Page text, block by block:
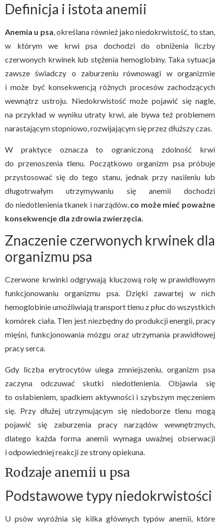
Definicja i istota anemii
Anemia u psa, określana również jako niedokrwistość, to stan,
w którym we krwi psa dochodzi do obniżenia liczby
czerwonych krwinek lub stężenia hemoglobiny. Taka sytuacja
zawsze świadczy o zaburzeniu równowagi w organizmie
i może być konsekwencją różnych procesów zachodzących
wewnątrz ustroju. Niedokrwistość może pojawić się nagle,
na przykład w wyniku utraty krwi, ale bywa też problemem
narastającym stopniowo, rozwijającym się przez dłuższy czas.
W praktyce oznacza to ograniczoną zdolność krwi
do przenoszenia tlenu. Początkowo organizm psa próbuje
przystosować się do tego stanu, jednak przy nasileniu lub
długotrwałym utrzymywaniu się anemii dochodzi
do niedotlenienia tkanek i narządów, co może mieć poważne
konsekwencje dla zdrowia zwierzęcia.
Znaczenie czerwonych krwinek dla
organizmu psa
Czerwone krwinki odgrywają kluczową rolę w prawidłowym
funkcjonowaniu organizmu psa. Dzięki zawartej w nich
hemoglobinie umożliwiają transport tlenu z płuc do wszystkich
komórek ciała. Tlen jest niezbędny do produkcji energii, pracy
mięśni, funkcjonowania mózgu oraz utrzymania prawidłowej
pracy serca.
Gdy liczba erytrocytów ulega zmniejszeniu, organizm psa
zaczyna odczuwać skutki niedotlenienia. Objawia się
to osłabieniem, spadkiem aktywności i szybszym męczeniem
się. Przy dłużej utrzymującym się niedoborze tlenu mogą
pojawić się zaburzenia pracy narządów wewnętrznych,
dlatego każda forma anemii wymaga uważnej obserwacji
i odpowiedniej reakcji ze strony opiekuna.
Rodzaje anemii u psa
Podstawowe typy niedokrwistości
U psów wyróżnia się kilka głównych typów anemii, które